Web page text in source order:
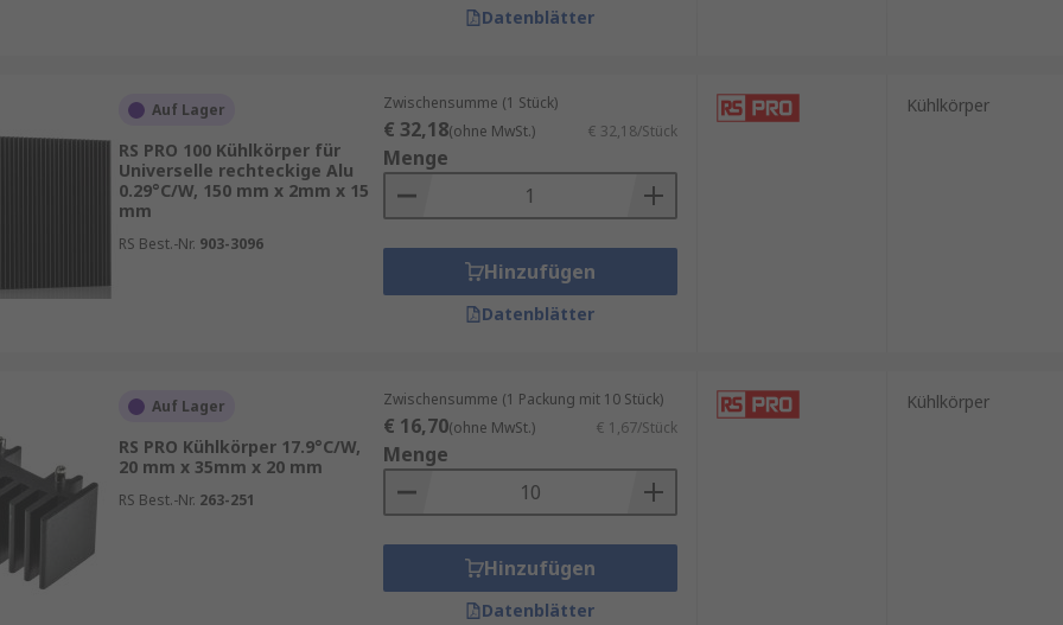
Datenblätter
Auf Lager
RS PRO 100 Kühlkörper für
Universelle rechteckige Alu
0.29°C/W, 150 mm x 2mm x 15
mm
RS Best.-Nr. 903-3096
Zwischensumme (1 Stück)
€ 32,18(ohne MwSt.) € 32,18/Stück
Menge
Hinzufügen
Datenblätter
Kühlkörper
Auf Lager
RS PRO Kühlkörper 17.9°C/W,
20 mm x 35mm x 20 mm
RS Best.-Nr. 263-251
Zwischensumme (1 Packung mit 10 Stück)
€ 16,70(ohne MwSt.) € 1,67/Stück
Menge
Hinzufügen
Datenblätter
Kühlkörper